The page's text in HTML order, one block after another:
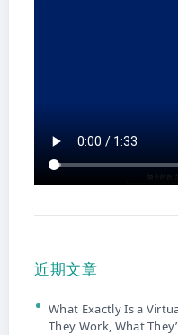
近期文章
What Exactly Is a
They Work, What